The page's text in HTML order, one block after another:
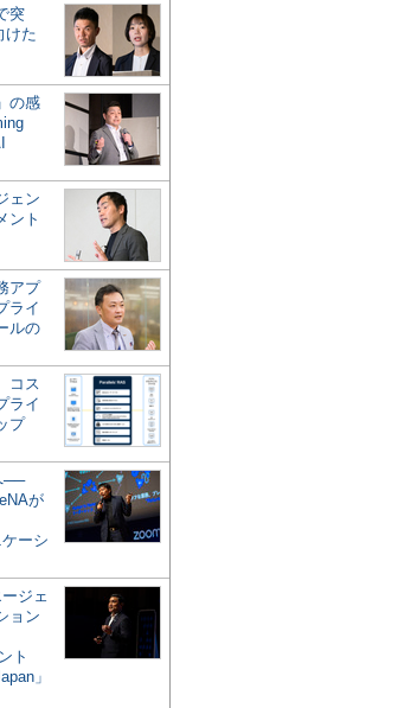
突
けた
の感
ェン
ント
アプ
ライ
ルの
コス
ライ
プ
──
が
ーシ
ジェ
ョン
ト
」